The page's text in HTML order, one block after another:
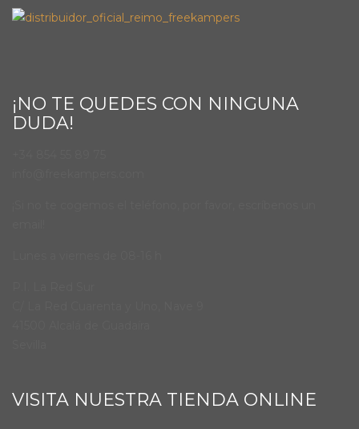
¡NO TE QUEDES CON NINGUNA
DUDA!
VISITA NUESTRA TIENDA ONLINE